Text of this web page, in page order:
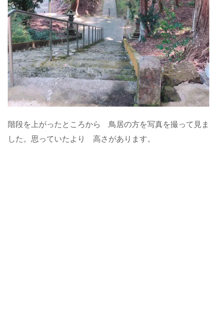
階段を上がったところから 鳥居の方を写真を撮って見ま
した。思っていたより 高さがあります。